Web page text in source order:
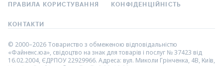
ПРАВИЛА КОРИСТУВАННЯ КОНФІДЕНЦІЙНІСТЬ
КОНТАКТИ
© 2000–2026 Товариство з обмеженою відповідальністю
«Файненс.юа», свідоцтво на знак для товарів і послуг № 37423 від
16.02.2004, ЄДРПОУ 22929966. Адреса: вул. Миколи Грінченка, 4В, Київ,